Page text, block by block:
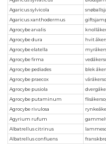
Agaricus sylvicola
Agaricus xanthodermus
Agrocybe arvalis
Agrocybe dura
hvit
Agrocybe elatella
Agrocybe firma
Agrocybe pediades
blek
Agrocybe praecox
Agrocybe pusiola
Agrocybe putaminum
Agrocybe rivulosa
Agyrium rufum
Albatrellus citrinus
Albatrellus confluens